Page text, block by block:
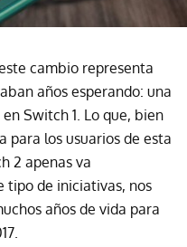
cambio representa
años esperando: una
Switch 1. Lo que, bien
para los usuarios de esta
2 apenas va
tipo de iniciativas, nos
años de vida para